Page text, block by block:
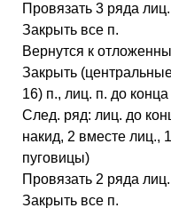
Провязать 3 ряда
Закрыть все п.
Вернутся к
Закрыть
16) п., лиц. п. до
След. ряд: лиц. до
накид, 2 вместе лиц.,
пуговицы)
Провязать 2 ряда
Закрыть все п.